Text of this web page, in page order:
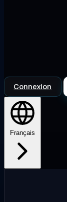
Connexion
Français